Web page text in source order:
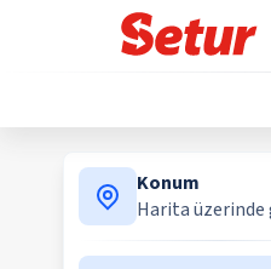
Konum
Harita